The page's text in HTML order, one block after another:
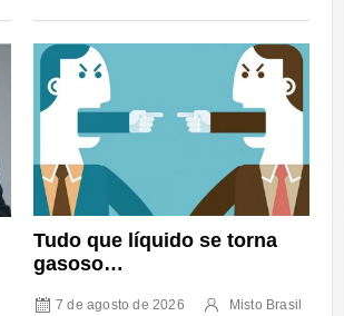
Tudo que líquido se torna
gasoso…
7 de agosto de 2026 Misto Brasil